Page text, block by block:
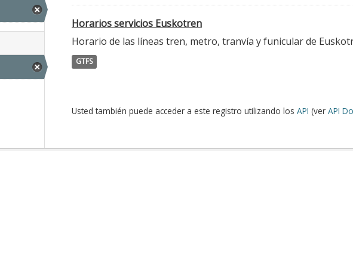
Horarios servicios Euskotren
Horario de las líneas tren, metro, tranvía y funicular de
GTFS
Usted también puede acceder a este registro utilizando los API (ver API